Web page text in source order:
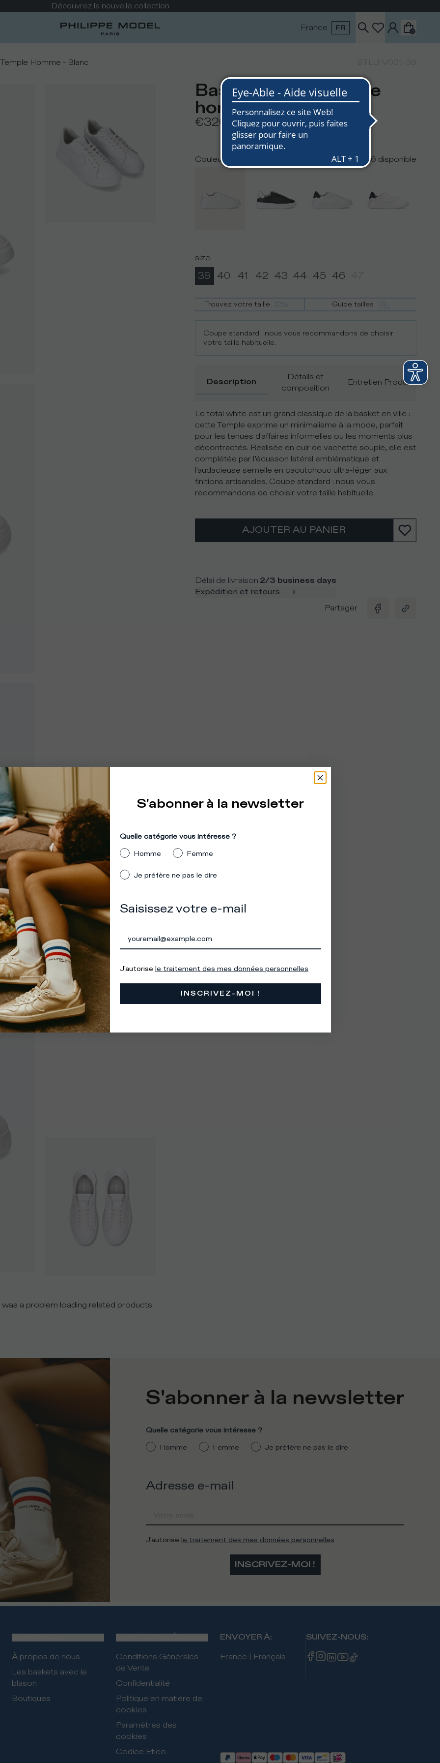
Découvrez la nouvelle collection
France FR 0
Homme - Blanc
Basket basse Temple
homme - blanc
€320
Couleurs 6 disponible
size:
39 40 41 42 43 44 45 46
Trouvez votre taille Guide tailles
Coupe standard : nous vous recommandons de choisir
votre taille habituelle.
Description
Détails et
composition
Entretien Produit
Le total white est un grand classique de la basket en ville :
cette Temple exprime un minimalisme à la mode, parfait
pour les tenues d'affaires informelles ou les moments plus
décontractés. Réalisée en cuir de vachette souple, elle est
complétée par l’écusson latéral emblématique et
l'audacieuse semelle en caoutchouc ultra-léger aux
finitions artisanales. Coupe standard : nous vous
recommandons de choisir votre taille habituelle.
AJOUTER AU PANIER
Délai de livraison:2/3 business days
Expédition et retours
Partager
a problem loading related products
S'abonner à la newsletter
Quelle catégorie vous intéresse ?
Homme
Femme Je préfère ne pas le dire
Adresse e-mail
J'autorise le traitement des mes données personnelles
INSCRIVEZ-MOI !
À propos de nous
Les baskets avec le
blason
Boutiques
Conditions Générales
de Vente
Confidentialité
Politique en matière de
cookies
Paramètres des
cookies
Codice Etico
ENVOYER À:
France
Français
SUIVEZ-NOUS:
: États-Unis
que vous essayez d'accéder à
depuis un pays autre que celui
vous vous trouvez.
correctement le pays qui vous intéresse afin
une expérience d'achat optimale.
VAS EN
ÉTATS-UNIS
RESTE EN
les pays
S'abonner à la newsletter
Quelle catégorie vous intéresse ?
Homme
Femme
Je préfère ne pas le dire
Saisissez votre e-mail
J'autorise le traitement des mes données personnelles
INSCRIVEZ-MOI !